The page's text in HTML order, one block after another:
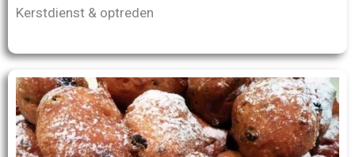
Kerstdienst & optreden